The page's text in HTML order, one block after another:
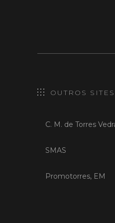
OUTROS
C. M. de Torres
SMAS
Promotorres, EM